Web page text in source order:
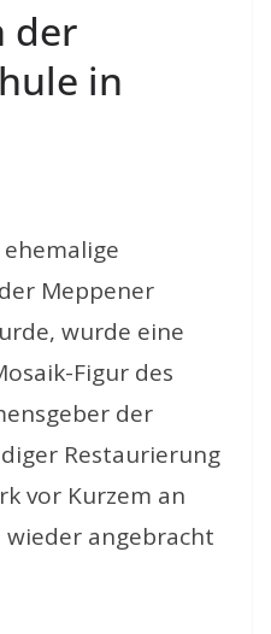
der
in
ehemalige
Meppener
wurde eine
Figur des
der
Restaurierung
vor Kurzem an
angebracht